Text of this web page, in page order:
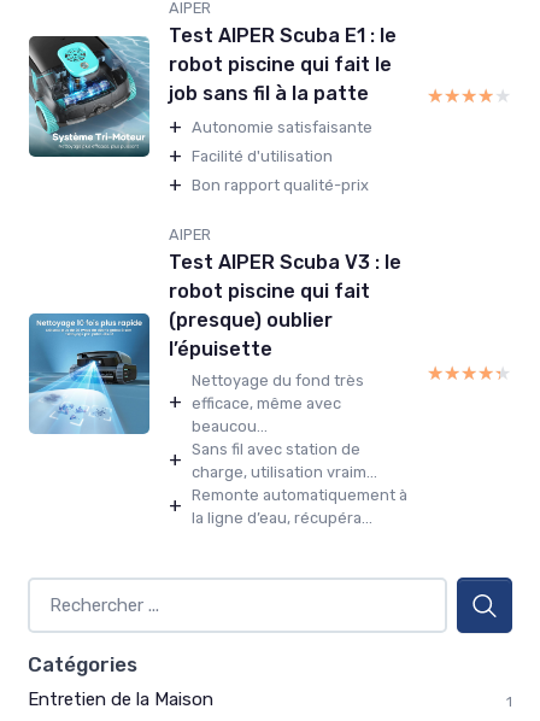
AIPER
Test AIPER Scuba E1 : le
robot piscine qui fait le
job sans fil à la patte
+ Autonomie satisfaisante
+ Facilité d'utilisation
+ Bon rapport qualité-prix
★★★★★
★★★★★
AIPER
Test AIPER Scuba V3 : le
robot piscine qui fait
(presque) oublier
l’épuisette
+
Nettoyage du fond très
efficace, même avec
beaucou...
+ Sans fil avec station de
charge, utilisation vraim...
+ Remonte automatiquement à
la ligne d’eau, récupéra...
★★★★★
★★★★★
Catégories
Entretien de la Maison 1